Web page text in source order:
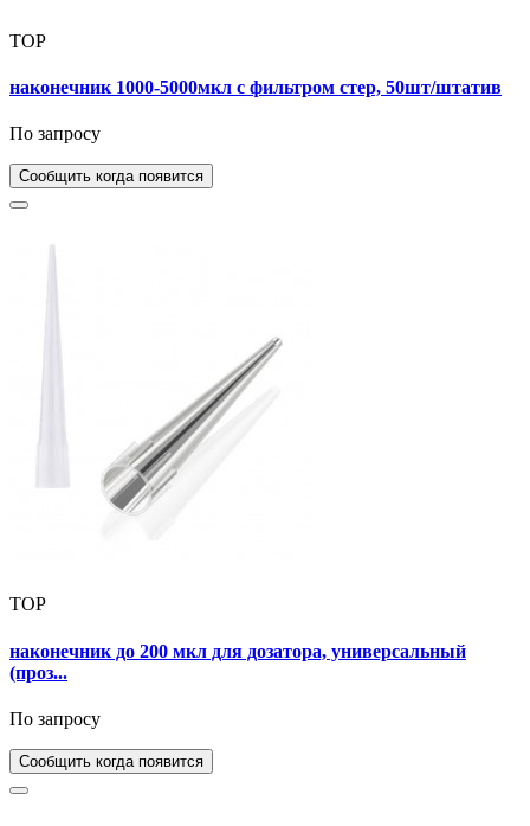
TOP
наконечник 1000-5000мкл с фильтром стер, 50шт/штатив
По запросу
Сообщить когда появится
TOP
наконечник до 200 мкл для дозатора, универсальный
(проз...
По запросу
Сообщить когда появится